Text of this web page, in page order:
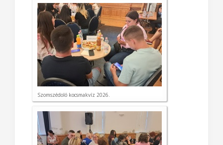
Szomszédoló kocsmakvíz 2026.